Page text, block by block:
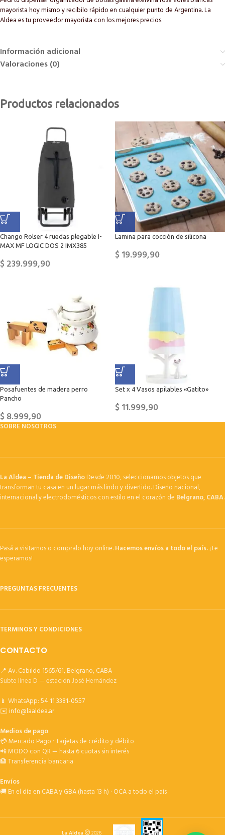
mayorista hoy mismo y recibilo rápido en cualquier punto de Argentina. La
Aldea es tu proveedor mayorista con los mejores precios.
Información adicional
Valoraciones (0)
Productos relacionados
Chango Rolser 4 ruedas plegable I-
MAX MF LOGIC DOS 2 IMX385
$239.999,90
Lamina para cocción de silicona
$19.999,90
Posafuentes de madera perro
Pancho
$8.999,90
Set x 4 Vasos apilables «Gatito»
$11.999,90
SOBRE NOSOTROS
La Aldea – Tienda de DiseñoDesde 2010, seleccionamos objetos que
transforman tu casa en un lugar más lindo y divertido. Diseño nacional,
internacional y electrodomésticos con estilo en el corazón de Belgrano, CABA.
Pasá a visitarnos o compralo hoy online.Hacemos envíos a todo el país.¡Te
esperamos!
PREGUNTAS FRECUENTES
TERMINOS Y CONDICIONES
CONTACTO
📍 Av. Cabildo 1565/61, Belgrano, CABA
Subte línea D — estación José Hernández
📱 WhatsApp:54 11 3381-0557
✉️info@laaldea.ar
Medios de pago
💳 Mercado Pago · Tarjetas de crédito y débito
📲 MODO con QR — hasta 6 cuotas sin interés
🏦 Transferencia bancaria
Envíos
🚚 En el día en CABA y GBA (hasta 13 h) · OCA a todo el país
La Aldea 2026